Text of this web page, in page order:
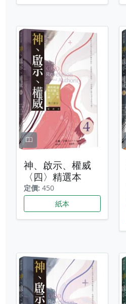
神、啟示、權威
〈四〉精選本
定價: 450
紙本